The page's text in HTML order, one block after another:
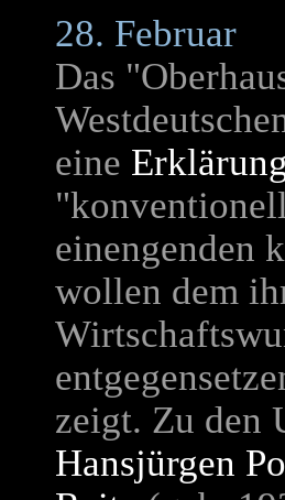
28. Februar
Das
eine
einengenden
wollen dem
zeigt. Zu den
Hansjürgen